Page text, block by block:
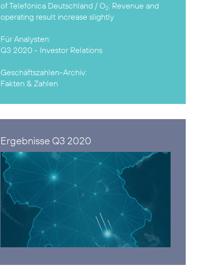
of Telefónica Deutschland / O2: Revenue and
operating result increase slightly
Q3 2020 - Investor Relations
Fakten & Zahlen
Ergebnisse Q3 2020